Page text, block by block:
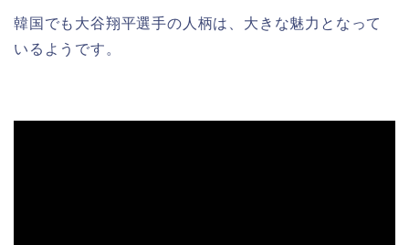
韓国でも大谷翔平選手の人柄は、大きな魅力となって
いるようです。